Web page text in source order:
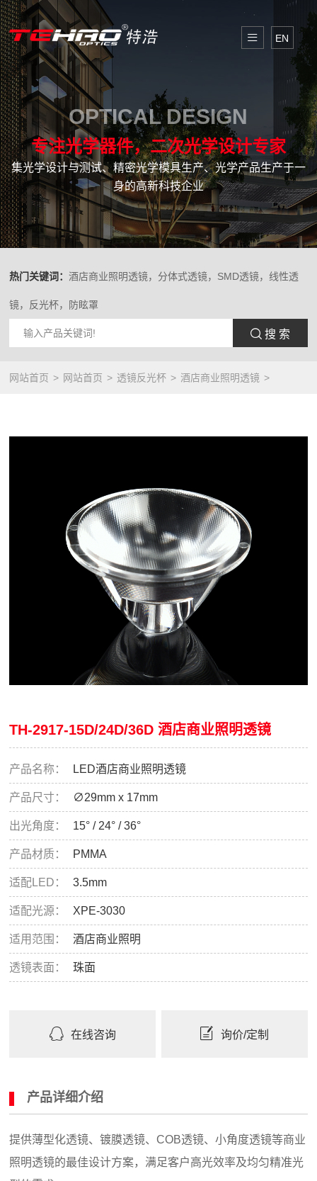
EN
OPTICAL DESIGN
专注光学器件，二次光学设计专家
集光学设计与测试、精密光学模具生产、光学产品生产于一
身的高新科技企业
热门关键词： 酒店商业照明透镜，分体式透镜，SMD透镜，线性透
镜，反光杯，防眩罩
 搜 索
网站首页 网站首页 透镜反光杯 酒店商业照明透镜
TH-2917-15D/24D/36D 酒店商业照明透镜
产品名称： LED酒店商业照明透镜
产品尺寸： ∅29mm x 17mm
出光角度： 15° / 24° / 36°
产品材质： PMMA
适配LED： 3.5mm
适配光源： XPE-3030
适用范围： 酒店商业照明
透镜表面： 珠面
在线咨询 询价/定制
产品详细介绍
提供薄型化透镜、镀膜透镜、COB透镜、小角度透镜等商业
照明透镜的最佳设计方案，满足客户高光效率及均匀精准光